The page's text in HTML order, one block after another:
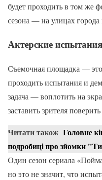
будет проходить в том же
сезона — на улицах города
Актерские
Съемочная площадка — это
проходить испытания и
задача — воплотить на
заставить зрителя
Читати також Головне
подробиці про зйомки
Один сезон сериала
но это не значит, что